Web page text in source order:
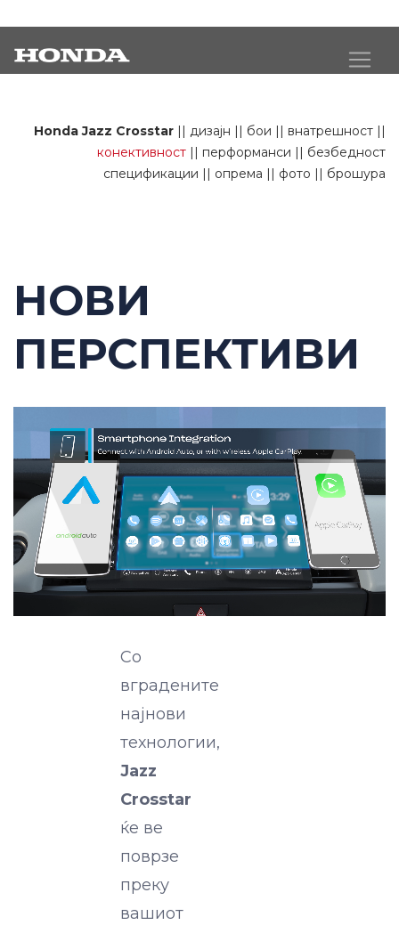
Honda Jazz Crosstar || дизајн || бои || внатрешност ||
конективност || перформанси || безбедност
спецификации || опрема || фото || брошура
НОВИ
ПЕРСПЕКТИВИ
Со
вградените
најнови
технологии,
Jazz
Crosstar
ќе ве
поврзе
преку
вашиот